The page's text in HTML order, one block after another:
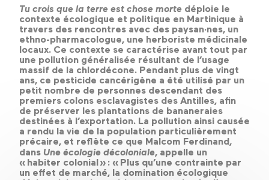
Tu crois que la terre est chose morte déploie le
contexte écologique et politique en Martinique à
travers des rencontres avec des paysan·nes, un
ethno-pharmacologue, une herboriste médicinale
locaux. Ce contexte se caractérise avant tout par
une pollution généralisée résultant de l’usage
massif de la chlordécone. Pendant plus de vingt
ans, ce pesticide cancérigène a été utilisé par un
petit nombre de personnes descendant des
premiers colons esclavagistes des Antilles, afin
de préserver les plantations de bananeraies
destinées à l’exportation. La pollution ainsi causée
a rendu la vie de la population particulièrement
précaire, et reflète ce que Malcom Ferdinand,
dans Une écologie décoloniale, appelle un
« habiter colonial » : « Plus qu’une contrainte par
un effet de marché, la domination écologique